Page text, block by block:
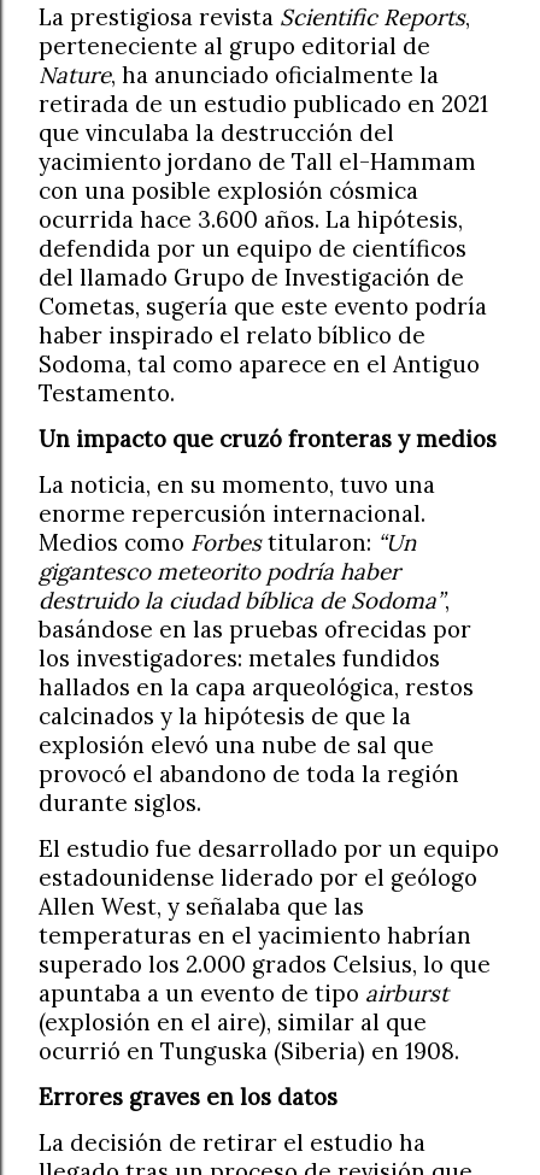
La prestigiosa revista Scientific Reports,
perteneciente al grupo editorial de
Nature, ha anunciado oficialmente la
retirada de un estudio publicado en 2021
que vinculaba la destrucción del
yacimiento jordano de Tall el-Hammam
con una posible explosión cósmica
ocurrida hace 3.600 años. La hipótesis,
defendida por un equipo de científicos
del llamado Grupo de Investigación de
Cometas, sugería que este evento podría
haber inspirado el relato bíblico de
Sodoma, tal como aparece en el Antiguo
Testamento.
Un impacto que cruzó fronteras y medios
La noticia, en su momento, tuvo una
enorme repercusión internacional.
Medios como Forbestitularon: “Un
gigantesco meteorito podría haber
destruido la ciudad bíblica de Sodoma”,
basándose en las pruebas ofrecidas por
los investigadores: metales fundidos
hallados en la capa arqueológica, restos
calcinados y la hipótesis de que la
explosión elevó una nube de sal que
provocó el abandono de toda la región
durante siglos.
El estudio fue desarrollado por un equipo
estadounidense liderado por el geólogo
Allen West, y señalaba que las
temperaturas en el yacimiento habrían
superado los 2.000 grados Celsius, lo que
apuntaba a un evento de tipo airburst
(explosión en el aire), similar al que
ocurrió en Tunguska (Siberia) en 1908.
Errores graves en los datos
La decisión de retirar el estudio ha